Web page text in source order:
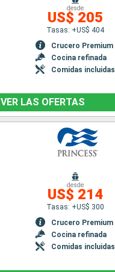
desde
US$ 205
Tasas: +US$ 404
Crucero Premium
Cocina refinada
Comidas incluidas
VER LAS OFERTAS
desde
US$ 214
Tasas: +US$ 300
Crucero Premium
Cocina refinada
Comidas incluidas